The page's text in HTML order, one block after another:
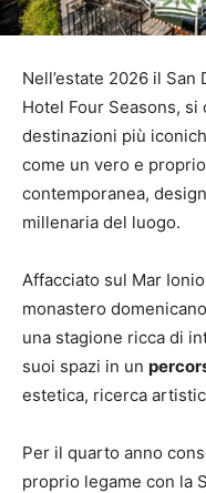
Nell’estate 2026 il San
Hotel Four Seasons,
destinazioni più
come un vero e proprio
contemporanea,
millenaria del luogo.
Affacciato sul Mar
monastero
una stagione ricca di
suoi spazi in un
estetica, ricerca
Per il quarto anno
proprio legame con la